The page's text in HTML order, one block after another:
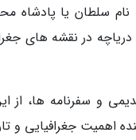
نام سلطان یا
در نقشه های
و سفرنامه ها، از
اهمیت جغرافیایی و